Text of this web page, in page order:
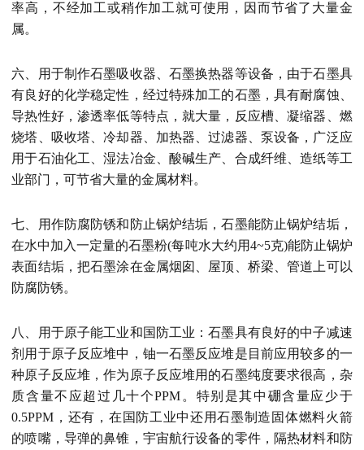
率高，不经加工或稍作加工就可使用，因而节省了大量金
属。
六、用于制作石墨吸收器、石墨换热器等设备，由于石墨具
有良好的化学稳定性，经过特殊加工的石墨，具有耐腐蚀、
导热性好，渗透率低等特点，就大量，反应槽、凝缩器、燃
烧塔、吸收塔、冷却器、加热器、过滤器、泵设备，广泛应
用于石油化工、湿法冶金、酸碱生产、合成纤维、造纸等工
业部门，可节省大量的金属材料。
七、用作防腐防锈和防止锅炉结垢，石墨能防止锅炉结垢，
在水中加入一定量的石墨粉(每吨水大约用4~5克)能防止锅炉
表面结垢，把石墨涂在金属烟囱、屋顶、桥梁、管道上可以
防腐防锈。
八、用于原子能工业和国防工业：石墨具有良好的中子减速
剂用于原子反应堆中，铀一石墨反应堆是目前应用较多的一
种原子反应堆，作为原子反应堆用的石墨纯度要求很高，杂
质含量不应超过几十个PPM。特别是其中硼含量应少于
0.5PPM，还有，在国防工业中还用石墨制造固体燃料火箭
的喷嘴，导弹的鼻锥，宇宙航行设备的零件，隔热材料和防